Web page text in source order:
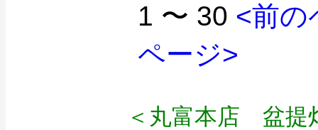
1 〜 30 <前の
ページ>
＜丸富本店 盆提